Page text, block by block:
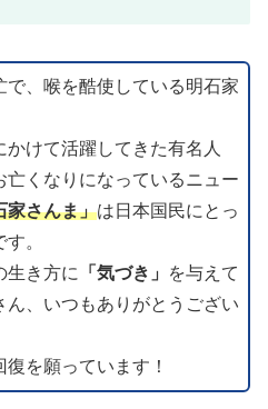
で、喉を酷使している明石家
かけて活躍してきた有名人
亡くなりになっているニュー
家さんま」は日本国民にとっ
。
生き方に 「気づき」
を与えて
ん、いつもありがとうござい
復を願っています！